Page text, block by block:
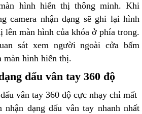
hình hiển thị thông minh. Khi
camera nhận dạng sẽ ghi lại hình
lên màn hình của khóa ở phía trong.
sát xem người ngoài cửa bấm
màn hình hiển thị.
dấu vân tay 360 độ
vân tay 360 độ cực nhạy chỉ mất
dạng dấu vân tay nhanh nhất